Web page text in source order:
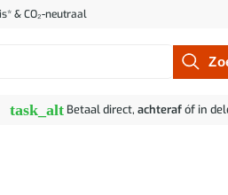
& CO₂-neutraal
task_alt Betaal direct, achterafóf in